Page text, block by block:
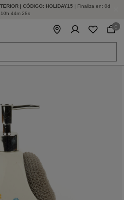
| CÓDIGO: HOLIDAY15 | Finaliza en: 0d
10h 44m 28s
| SEGUNDAS REBAJAS
0